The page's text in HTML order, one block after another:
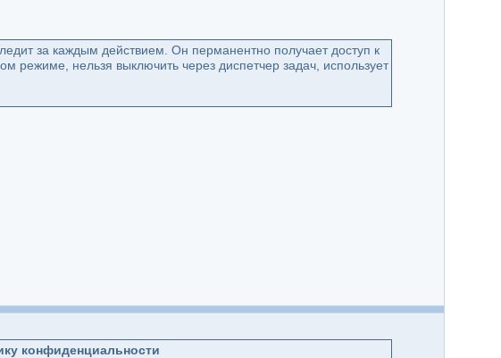
за каждым действием. Он перманентно получает доступ к
режиме, нельзя выключить через диспетчер задач, использует
конфиденциальности